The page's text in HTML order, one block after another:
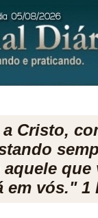
Cristo,
que
em vós." 1